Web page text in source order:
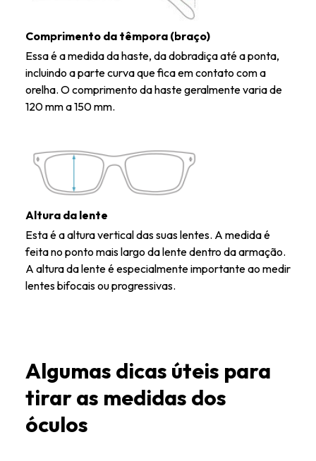
Comprimento da têmpora (braço)
Essa é a medida da haste, da dobradiça até a ponta,
incluindo a parte curva que fica em contato com a
orelha. O comprimento da haste geralmente varia de
120 mm a 150 mm.
Altura da lente
Esta é a altura vertical das suas lentes. A medida é
feita no ponto mais largo da lente dentro da armação.
A altura da lente é especialmente importante ao medir
lentes bifocais ou progressivas.
Algumas dicas úteis para
tirar as medidas dos
óculos